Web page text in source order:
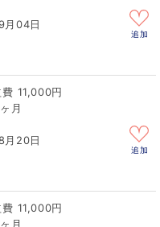
月04日
追加
11,000円
月
月20日
追加
11,000円
月